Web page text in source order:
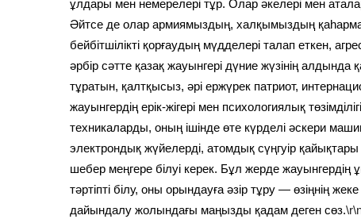
ұлдары мен немерелері тұр. Олар әкелері мен
Әйтсе де олар армиямыздың, халқымыздың
бейбітшілікті қорғаудың мүдделері талап еткен,
әрбір сәтте қазақ жауынгері дүние жүзінің
тұратын, қалтқысыз, әрі ержүрек патриот,
жауынгердің ерік-жігері мен психологиялық
техникаларды, оның ішінде өте күрделі әскери
электрондық жүйелерді, атомдық сүңгуір
шебер меңгере білуі керек. Бұл жерде жауынгердің
тәртіпті білу, оны орындауға әзір тұру — өзіңнің
дайындалу жолындағы маңызды қадам деген сөз.